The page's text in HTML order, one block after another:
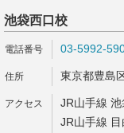
池袋西口校
03-5992-
東京都豊島
JR山手線
JR山手線